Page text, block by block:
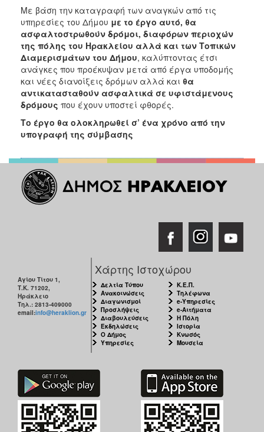
2013
2012
2011
2010
2006
ΜΑΣ
ΠΟΛΙΤΙΣΜΟΣ
Με βάση την καταγραφή των αναγκών από τις
υπηρεσίες του Δήμου με το έργο αυτό, θα
ασφαλτοστρωθούν δρόμοι, διαφόρων περιοχών
της πόλης του Ηρακλείου αλλά και των Τοπικών
Διαμερισμάτων του Δήμου, καλύπτοντας έτσι
ανάγκες που προέκυψαν μετά από έργα υποδομής
και νέες διανοίξεις δρόμων αλλά και θα
αντικατασταθούν ασφαλτικά σε υφιστάμενους
δρόμους που έχουν υποστεί φθορές.
Το έργο θα ολοκληρωθεί σ’ ένα χρόνο από την
υπογραφή της σύμβασης
Αγίου Τίτου 1,
Τ.Κ. 71202,
Ηράκλειο
Τηλ.: 2813-409000
email:info@heraklion.gr
Χάρτης Ιστοχώρου
Δελτία Τύπου
Ανακοινώσεις
Διαγωνισμοί
Προσλήψεις
Διαβουλεύσεις
Εκδηλώσεις
Ο Δήμος
Υπηρεσίες
Κ.Ε.Π.
Τηλέφωνα
e-Υπηρεσίες
e-Αιτήματα
Η Πόλη
Ιστορία
Κνωσός
Μουσεία